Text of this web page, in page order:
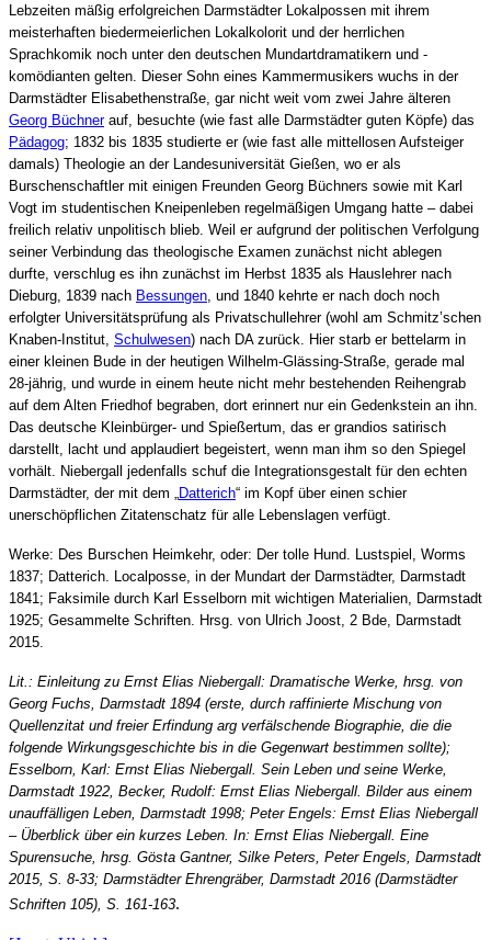
Lebzeiten mäßig erfolgreichen Darmstädter Lokalpossen mit ihrem
meisterhaften biedermeierlichen Lokalkolorit und der herrlichen
Sprachkomik noch unter den deutschen Mundartdramatikern und -
komödianten gelten. Dieser Sohn eines Kammermusikers wuchs in der
Darmstädter Elisabethenstraße, gar nicht weit vom zwei Jahre älteren
Georg Büchnerauf, besuchte (wie fast alle Darmstädter guten Köpfe) das
Pädagog; 1832 bis 1835 studierte er (wie fast alle mittellosen Aufsteiger
damals) Theologie an der Landesuniversität Gießen, wo er als
Burschenschaftler mit einigen Freunden Georg Büchners sowie mit Karl
Vogt im studentischen Kneipenleben regelmäßigen Umgang hatte – dabei
freilich relativ unpolitisch blieb. Weil er aufgrund der politischen Verfolgung
seiner Verbindung das theologische Examen zunächst nicht ablegen
durfte, verschlug es ihn zunächst im Herbst 1835 als Hauslehrer nach
Dieburg, 1839 nach Bessungen , und 1840 kehrte er nach doch noch
erfolgter Universitätsprüfung als Privatschullehrer (wohl am Schmitz’schen
Knaben-Institut, Schulwesen) nach DA zurück. Hier starb er bettelarm in
einer kleinen Bude in der heutigen Wilhelm-Glässing-Straße, gerade mal
28-jährig, und wurde in einem heute nicht mehr bestehenden Reihengrab
auf dem Alten Friedhof begraben, dort erinnert nur ein Gedenkstein an ihn.
Das deutsche Kleinbürger- und Spießertum, das er grandios satirisch
darstellt, lacht und applaudiert begeistert, wenn man ihm so den Spiegel
vorhält. Niebergall jedenfalls schuf die Integrationsgestalt für den echten
Darmstädter, der mit dem „ Datterich“ im Kopf über einen schier
unerschöpflichen Zitatenschatz für alle Lebenslagen verfügt.
Werke: Des Burschen Heimkehr, oder: Der tolle Hund. Lustspiel, Worms
1837; Datterich. Localposse, in der Mundart der Darmstädter, Darmstadt
1841; Faksimile durch Karl Esselborn mit wichtigen Materialien, Darmstadt
1925; Gesammelte Schriften. Hrsg. von Ulrich Joost, 2 Bde, Darmstadt
2015.
Lit.: Einleitung zu Ernst Elias Niebergall: Dramatische Werke, hrsg. von
Georg Fuchs, Darmstadt 1894 (erste, durch raffinierte Mischung von
Quellenzitat und freier Erfindung arg verfälschende Biographie, die die
folgende Wirkungsgeschichte bis in die Gegenwart bestimmen sollte);
Esselborn, Karl: Ernst Elias Niebergall. Sein Leben und seine Werke,
Darmstadt 1922, Becker, Rudolf: Ernst Elias Niebergall. Bilder aus einem
unauffälligen Leben, Darmstadt 1998; Peter Engels: Ernst Elias Niebergall
– Überblick über ein kurzes Leben. In: Ernst Elias Niebergall. Eine
Spurensuche, hrsg. Gösta Gantner, Silke Peters, Peter Engels, Darmstadt
2015, S. 8-33; Darmstädter Ehrengräber, Darmstadt 2016 (Darmstädter
Schriften 105), S. 161-163.